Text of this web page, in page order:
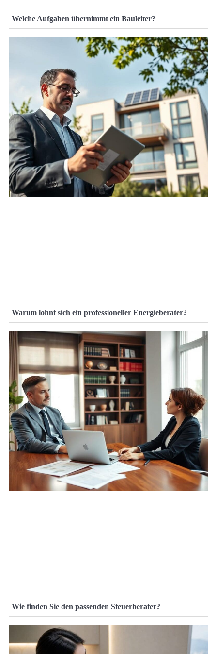
Welche Aufgaben übernimmt ein Bauleiter?
Warum lohnt sich ein professioneller Energieberater?
Wie finden Sie den passenden Steuerberater?